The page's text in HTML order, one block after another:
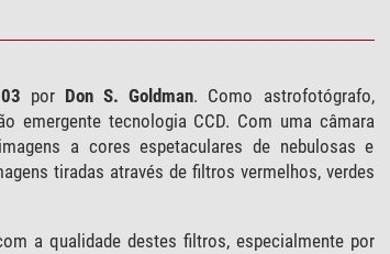
por Don S. Goldman. Como astrofotógrafo,
emergente tecnologia CCD. Com uma câmara
a cores espetaculares de nebulosas e
tiradas através de filtros vermelhos, verdes
a qualidade destes filtros, especialmente por